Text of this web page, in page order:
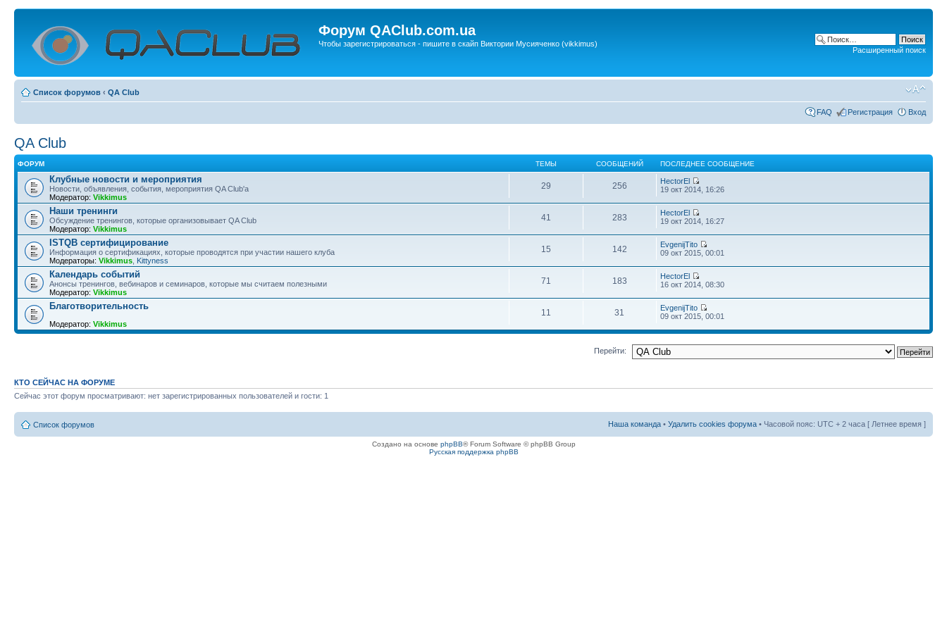
Форум QAClub.com.ua
Чтобы зарегистрироваться - пишите в скайп Виктории Мусияченко (vikkimus)
Расширенный поиск
Список форумов ‹ QA Club
FAQ Регистрация Вход
QA Club
ФОРУМ ТЕМЫ СООБЩЕНИЙ ПОСЛЕДНЕЕ СООБЩЕНИЕ
Клубные новости и мероприятия
Новости, объявления, события, мероприятия QA Club'а
Модератор: Vikkimus
29 256
HectorEl
19 окт 2014, 16:26
Наши тренинги
Обсуждение тренингов, которые организовывает QA Club
Модератор: Vikkimus
41 283
HectorEl
19 окт 2014, 16:27
ISTQB сертифицирование
Информация о сертификациях, которые проводятся при участии нашего клуба
Модераторы: Vikkimus Kittyness
15 142
EvgenijTito
09 окт 2015, 00:01
Календарь событий
Анонсы тренингов, вебинаров и семинаров, которые мы считаем полезными
Модератор: Vikkimus
71 183
HectorEl
16 окт 2014, 08:30
Благотворительность
Модератор: Vikkimus
11 31
EvgenijTito
09 окт 2015, 00:01
Перейти:
КТО СЕЙЧАС НА ФОРУМЕ
Сейчас этот форум просматривают: нет зарегистрированных пользователей и гости: 1
Список форумов Наша команда • Удалить cookies форума • Часовой пояс: UTC + 2 часа [ Летнее время ]
Создано на основе phpBB® Forum Software © phpBB Group
Русская поддержка phpBB